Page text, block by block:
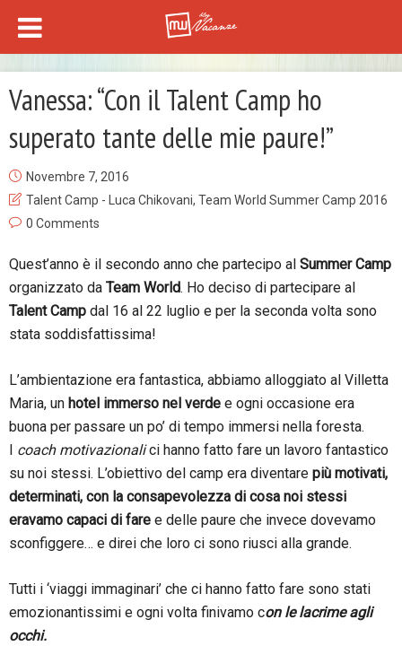
Vanessa: “Con il Talent Camp ho
superato tante delle mie paure!”
Novembre 7, 2016
Talent Camp - Luca Chikovani, Team World Summer Camp 2016
0 Comments
Quest’anno è il secondo anno che partecipo al Summer Camp
organizzato da Team World. Ho deciso di partecipare al
Talent Camp dal 16 al 22 luglio e per la seconda volta sono
stata soddisfattissima!
L’ambientazione era fantastica, abbiamo alloggiato al Villetta
Maria, un hotel immerso nel verde e ogni occasione era
buona per passare un po’ di tempo immersi nella foresta.
I coach motivazionalici hanno fatto fare un lavoro fantastico
su noi stessi. L’obiettivo del camp era diventare più motivati,
determinati, con la consapevolezza di cosa noi stessi
eravamo capaci di fare e delle paure che invece dovevamo
sconfiggere… e direi che loro ci sono riusci alla grande.
Tutti i ‘viaggi immaginari’ che ci hanno fatto fare sono stati
emozionantissimi e ogni volta finivamo con le lacrime agli
occhi.